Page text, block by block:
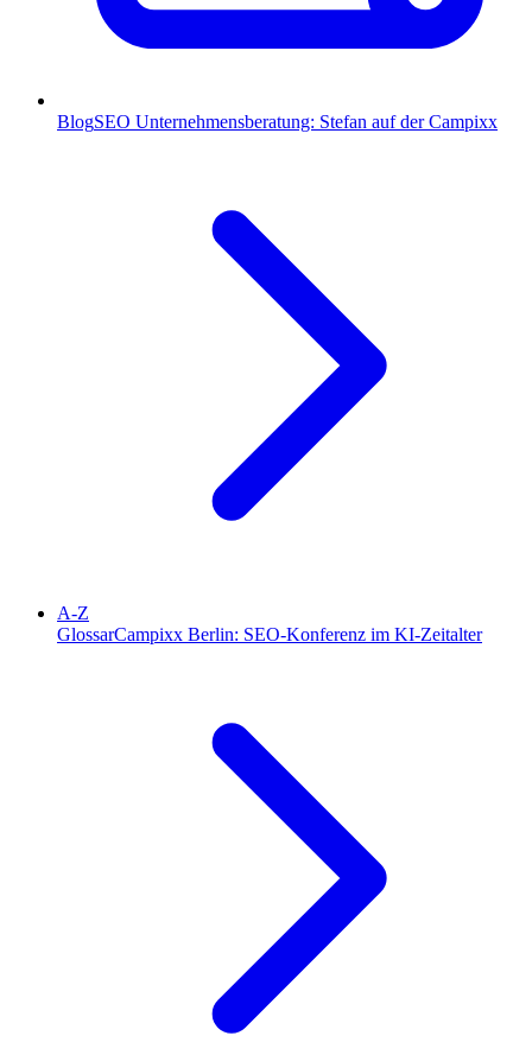
BlogSEO Unternehmensberatung: Stefan auf der Campixx
A-Z
GlossarCampixx Berlin: SEO-Konferenz im KI-Zeitalter